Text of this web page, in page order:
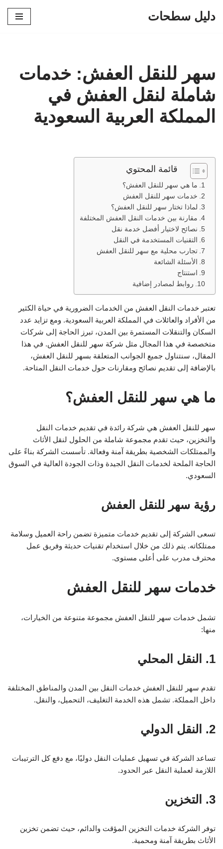
دليل سطحات
سهر للنقل العفش: خدمات
شاملة لنقل العفش في
المملكة العربية السعودية
قائمة المحتوي
ما هي سهر للنقل العفش؟
خدمات سهر للنقل العفش
لماذا تختار سهر للنقل العفش؟
مقارنة بين خدمات النقل العفش المختلفة
نصائح لاختيار أفضل خدمة نقل
التقنيات المستخدمة في النقل
تجارب محلية مع سهر للنقل العفش
الأسئلة الشائعة
استنتاج
روابط لمصادر إضافية
تعتبر خدمات النقل العفش من الخدمات الضرورية في حياة الكثير
من الأفراد والعائلات في المملكة العربية السعودية. ومع تزايد عدد
السكان والتنقلات المستمرة بين المدن، تبرز الحاجة إلى شركات
متخصصة في هذا المجال مثل شركة سهر للنقل العفش. في هذا
المقال، سنتناول جميع الجوانب المتعلقة بسهر للنقل العفش،
بالإضافة إلى تقديم نصائح ومقارنات حول خدمات النقل المتاحة.
ما هي سهر للنقل العفش؟
سهر للنقل العفش هي شركة رائدة في تقديم خدمات النقل
والتخزين، حيث تقدم مجموعة شاملة من الحلول لنقل الأثاث
والممتلكات الشخصية بطريقة آمنة وفعالة. تأسست الشركة بناءً على
الحاجة الملحة لخدمات النقل الجيدة وذات الجودة العالية في السوق
السعودي.
رؤية سهر للنقل العفش
تسعى الشركة إلى تقديم خدمات متميزة تضمن راحة العميل وسلامة
ممتلكاته. يتم ذلك من خلال استخدام تقنيات حديثة وفريق عمل
محترف مدرب على أعلى مستوى.
خدمات سهر للنقل العفش
تشمل خدمات سهر للنقل العفش مجموعة متنوعة من الخيارات،
منها:
1. النقل المحلي
تقدم سهر للنقل العفش خدمات النقل بين المدن والمناطق المختلفة
داخل المملكة. تشمل هذه الخدمة التغليف، التحميل، والنقل.
2. النقل الدولي
تساعد الشركة في تسهيل عمليات النقل دوليًا، مع دفع كل الترتيبات
اللازمة لعملية النقل عبر الحدود.
3. التخزين
توفر الشركة خدمات التخزين المؤقت والدائم، حيث تضمن تخزين
الأثاث بطريقة آمنة ومحمية.